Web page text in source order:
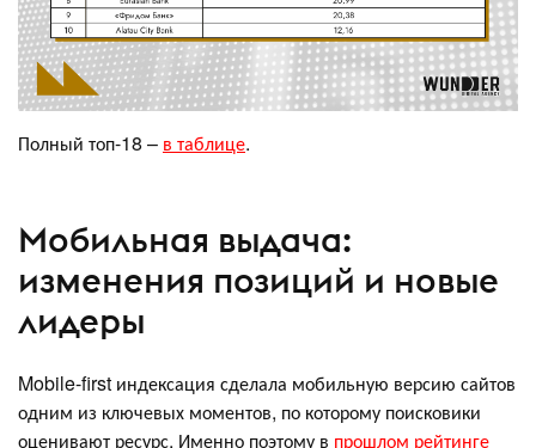
Полный топ-18 – в таблице.
Мобильная выдача:
изменения позиций и новые
лидеры
Mobile-first индексация сделала мобильную версию сайтов
одним из ключевых моментов, по которому поисковики
оценивают ресурс. Именно поэтому в прошлом рейтинге